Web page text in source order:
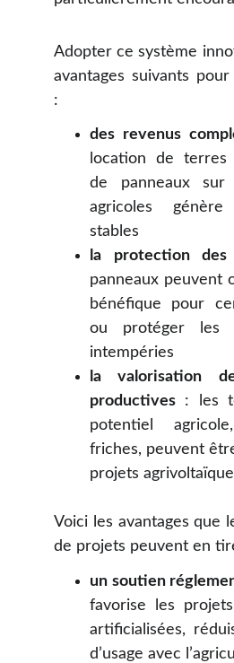
Adopter ce système
avantages suivants
:
des revenus
location de terres
de panneaux sur
agricoles
stables
la protection des
panneaux peuvent
bénéfique pour
ou protéger les
intempéries
la valorisation
productives : les
potentiel
friches, peuvent
projets
Voici les avantages que
de projets peuvent en
un soutien
favorise les
artificialisées,
d’usage avec